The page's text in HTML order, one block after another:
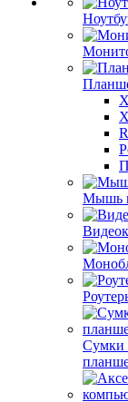
Мышь
Сумки